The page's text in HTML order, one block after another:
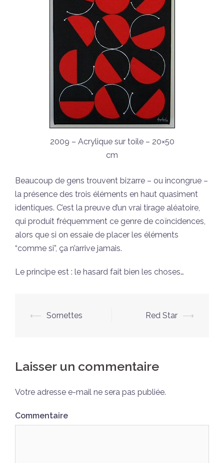
2009 – Acrylique sur toile – 20×50
cm
Beaucoup de gens trouvent bizarre – ou incongrue –
la présence des trois éléments en haut quasiment
identiques. C’est la preuve d’un vrai tirage aléatoire,
qui produit fréquemment ce genre de coïncidences,
alors que si on essaie de placer les éléments
“comme si”, ça n’arrive jamais.
Le principe est : le hasard fait bien les choses…
Navigation
⟵ Sornettes Red Star ⟶
Laisser un commentaire
Votre adresse e-mail ne sera pas publiée.
Commentaire